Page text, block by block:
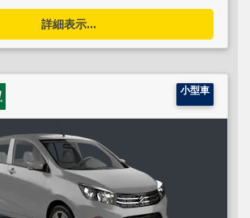
詳細表示...
小型車